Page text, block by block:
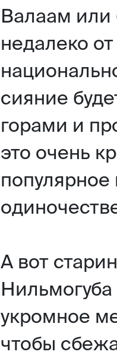
Валаам или
недалеко
сияние
горами и
это очень
популярное
А вот
укромное
чтобы